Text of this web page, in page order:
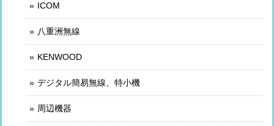
ICOM
八重洲無線
KENWOOD
デジタル簡易無線、特小機
周辺機器